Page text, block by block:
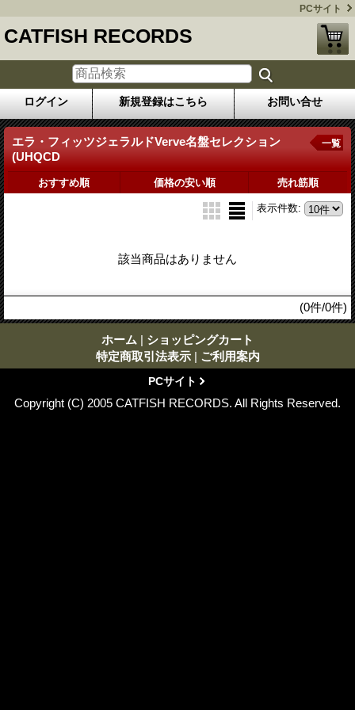
PCサイト
CATFISH RECORDS
ログイン 新規登録はこちら お問い合せ
エラ・フィッツジェラルドVerve名盤セレクション
(UHQCD
一覧
おすすめ順 価格の安い順 売れ筋順
表示件数:
該当商品はありません
(0件/0件)
ホーム | ショッピングカート
特定商取引法表示 | ご利用案内
PCサイト
Copyright (C) 2005 CATFISH RECORDS. All Rights Reserved.